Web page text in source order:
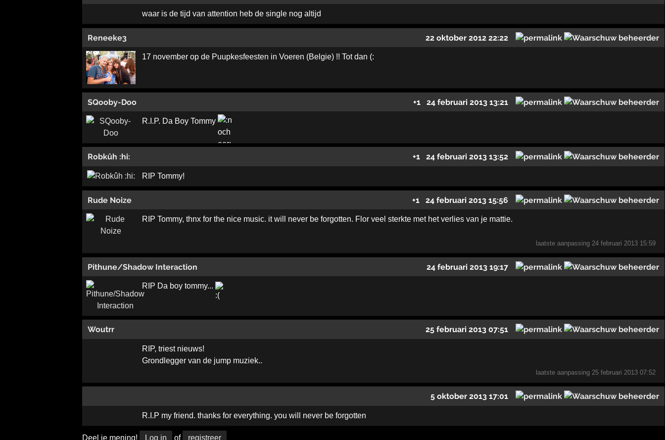
waar is de tijd van attention heb de single nog altijd
Reneeke3 22 oktober 2012 22:22
17 november op de Puupkesfeesten in Voeren (Belgie) !! Tot dan (:
SQooby-Doo +1 24 februari 2013 13:21
R.I.P. Da Boy Tommy
Robkûh :hi: +1 24 februari 2013 13:52
RIP Tommy!
Rude Noize +1 24 februari 2013 15:56
RIP Tommy, thnx for the nice music. it will never be forgotten. Flor veel sterkte met het verlies van je mattie.
laatste aanpassing 24 februari 2013 15:59
Pithune/Shadow Interaction 24 februari 2013 19:17
RIP Da boy tommy...
Woutrr 25 februari 2013 07:51
RIP, triest nieuws!
Grondlegger van de jump muziek..
laatste aanpassing 25 februari 2013 07:52
5 oktober 2013 17:01
R.I.P my friend. thanks for everything. you will never be forgotten
Deel je mening! Log in of registreer